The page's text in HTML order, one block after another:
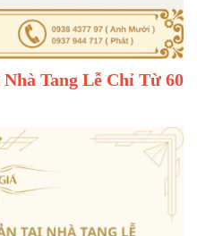
Tang Lễ Chỉ Từ 60